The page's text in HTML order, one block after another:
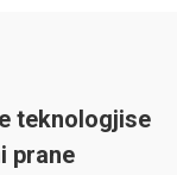
teknologjise
prane